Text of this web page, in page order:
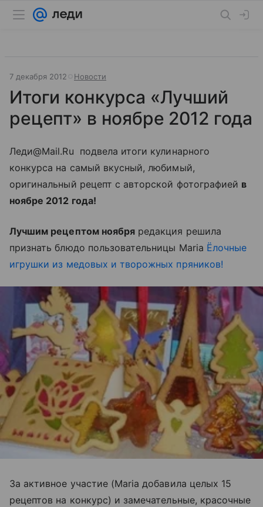
7 декабря 2012 Новости
Итоги конкурса «Лучший
рецепт» в ноябре 2012 года
Леди@Mail.Ru подвела итоги кулинарного
конкурса на самый вкусный, любимый,
оригинальный рецепт с авторской фотографией в
ноябре 2012 года!
Лучшим рецептом ноября редакция решила
признать блюдо пользовательницы Maria Ёлочные
игрушки из медовых и творожных пряников!
За активное участие (Maria добавила целых 15
рецептов на конкурс) и замечательные, красочные